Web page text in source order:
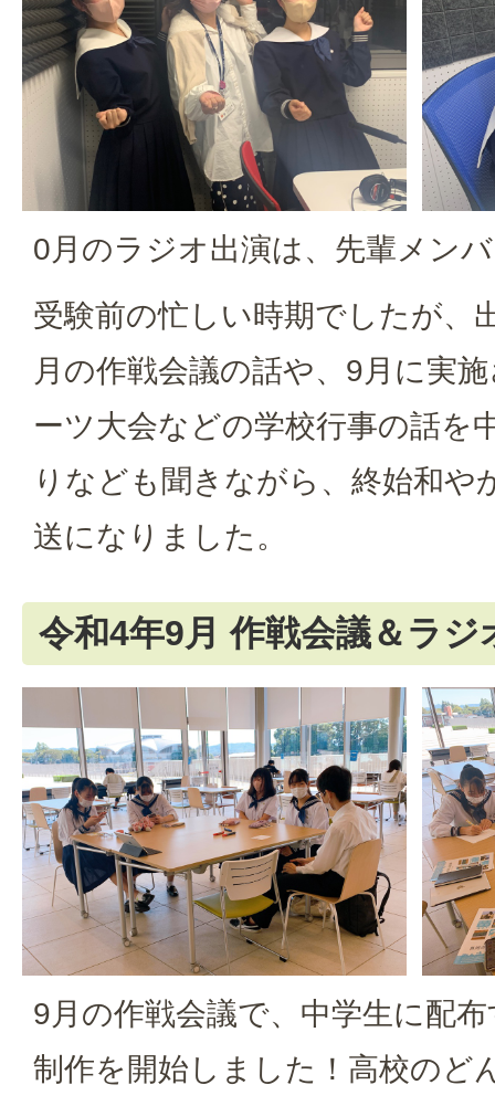
0月のラジオ出演は、先輩メン
受験前の忙しい時期でしたが、
月の作戦会議の話や、9月に実
ーツ大会などの学校行事の話を
りなども聞きながら、終始和や
送になりました。
令和4年9月 作戦会議＆ラジ
9月の作戦会議で、中学生に配
制作を開始しました！高校のど